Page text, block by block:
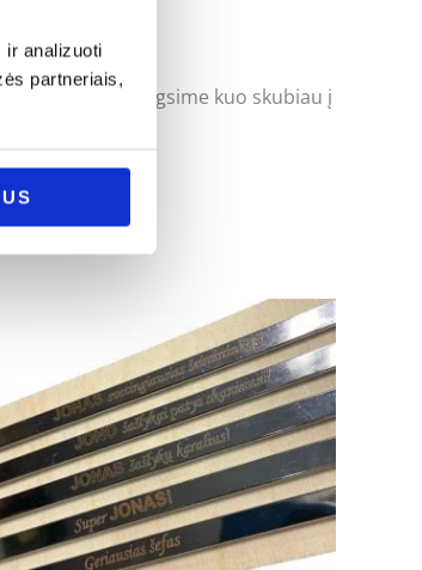
ir analizuoti
partneriais,
ir mes pasistengsime kuo skubiau į